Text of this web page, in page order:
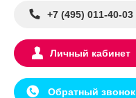
+7 (495) 011-40-03
Личный кабинет
Обратный звонок